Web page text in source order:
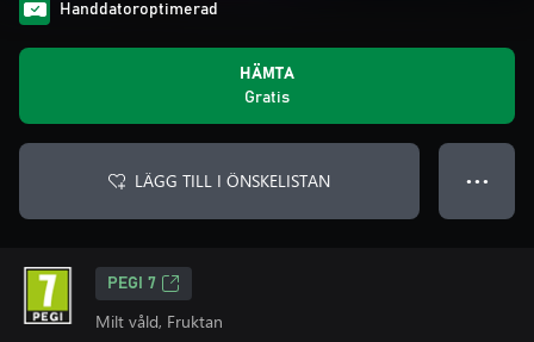
Handdatoroptimerad
HÄMTA
Gratis
LÄGG TILL I ÖNSKELISTAN ● ● ●
PEGI 7
Milt våld, Fruktan